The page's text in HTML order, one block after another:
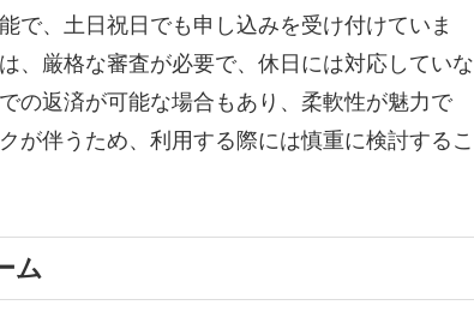
で、土日祝日でも申し込みを受け付けていま
、厳格な審査が必要で、休日には対応していな
の返済が可能な場合もあり、柔軟性が魅力で
が伴うため、利用する際には慎重に検討するこ
ム